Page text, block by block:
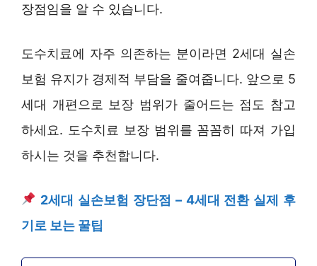
장점임을 알 수 있습니다.
도수치료에 자주 의존하는 분이라면 2세대 실손
보험 유지가 경제적 부담을 줄여줍니다. 앞으로 5
세대 개편으로 보장 범위가 줄어드는 점도 참고
하세요. 도수치료 보장 범위를 꼼꼼히 따져 가입
하시는 것을 추천합니다.
2세대 실손보험 장단점 – 4세대 전환 실제 후
기로 보는 꿀팁